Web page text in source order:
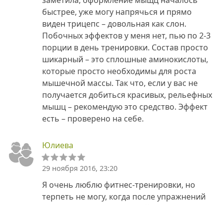
быстрее, уже могу напрячься и прямо
виден трицепс – довольная как слон.
Побочных эффектов у меня нет, пью по 2-3
порции в день тренировки. Состав просто
шикарный – это сплошные аминокислоты,
которые просто необходимы для роста
мышечной массы. Так что, если у вас не
получается добиться красивых, рельефных
мышц – рекомендую это средство. Эффект
есть – проверено на себе.
Юлиева
29 ноября 2016, 23:20
Я очень люблю фитнес-тренировки, но
терпеть не могу, когда после упражнений